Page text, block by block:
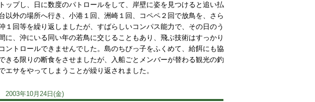
ップし、日に数度のパトロールをして、岸壁に姿を見つけると追い払
以外の場所へ行き、小港１回、洲崎１回、コペペ２回で放鳥を、さら
１回等を繰り返しましたが、すばらしいコンパス能力で、その日のう
に、沖にいる同い年の若鳥に交じることもあり、飛ぶ技術はすっかり
ントロールできませんでした。島のちびっ子をふくめて、給餌にも協
きる限りの断食をさせましたが、入船ごとメンバーが替わる観光の釣
サをやってしまうことが繰り返されました。
2003年10月24日(金)